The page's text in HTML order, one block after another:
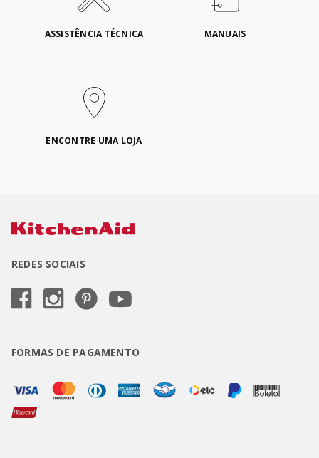
ASSISTÊNCIA TÉCNICA MANUAIS
ENCONTRE UMA LOJA
REDES SOCIAIS
FORMAS DE PAGAMENTO